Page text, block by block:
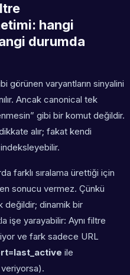
hangi
durumda
görünen varyantların sinyalini
Ancak canonical tek
gibi bir komut değildir.
alır; fakat kendi
farklı sıralama ürettiği için
sonucu vermez. Çünkü
değildir; dinamik bir
işe yarayabilir: Aynı filtre
ve fark sadece URL
ile
veriyorsa).